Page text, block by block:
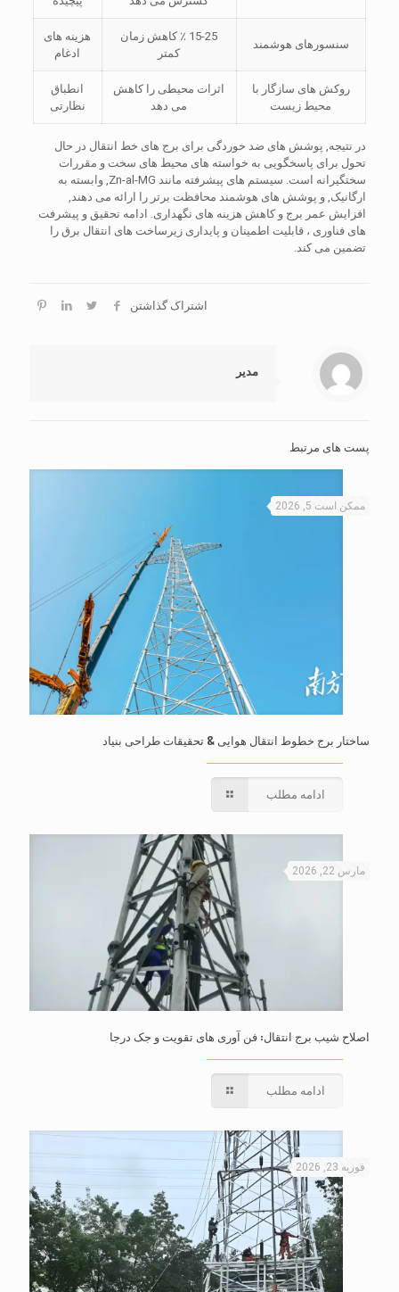
سنسورهای هوشمند
15-25 ٪ کاهش زمان
کمتر
هزینه های
ادغام
روکش های سازگار با
محیط زیست
اثرات محیطی را کاهش
می دهد
انطباق
نظارتی
در نتیجه, پوشش های ضد خوردگی برای برج های خط انتقال در حال
تحول برای پاسخگویی به خواسته های محیط های سخت و مقررات
سختگیرانه است. سیستم های پیشرفته مانند Zn-al-MG, وابسته به
ارگانیک, و پوشش های هوشمند محافظت برتر را ارائه می دهند,
افزایش عمر برج و کاهش هزینه های نگهداری. ادامه تحقیق و پیشرفت
های فناوری ، قابلیت اطمینان و پایداری زیرساخت های انتقال برق را
تضمین می کند.
اشتراک گذاشتن
مدیر
پست های مرتبط
ممکن است 5, 2026
ساختار برج خطوط انتقال هوایی & تحقیقات طراحی بنیاد
ادامه مطلب
مارس 22, 2026
اصلاح شیب برج انتقال: فن آوری های تقویت و جک درجا
ادامه مطلب
فوریه 23, 2026